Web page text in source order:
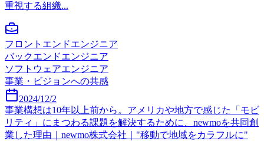
重視する組織...
フロントエンドエンジニア
バックエンドエンジニア
ソフトウェアエンジニア
事業・ビジョンへの共感
2024/12/2
事業構想は10年以上前から。アメリカや地方で感じた「モビ
リティ」にまつわる課題を解決するために、newmoを共同創
業した理由｜newmo株式会社｜"移動で地域をカラフルに"